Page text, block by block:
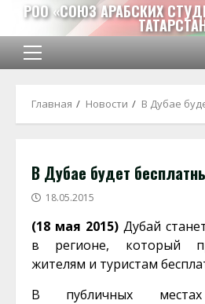
Перейти
содержимому
РОО «СОЮЗ АРАБСКИХ
Основное
Главная Новости В Дубае
В Дубае будет
18.05.2015
(18 мая 2015) Дубай
в регионе, который
жителям и туристам
В публичных